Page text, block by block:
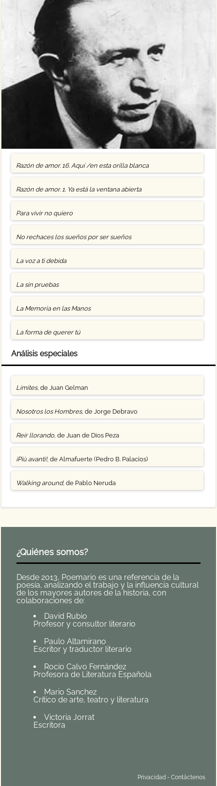
Razón de amor. 16. Aquí /en esta orilla blanca
Razón de amor. 1. Ya está la ventana abierta
Para vivir no quiero
No rechaces los sueños por ser sueños
La voz a ti debida
La sin pruebas
La Memoria en las Manos
La forma de querer tú
Análisis especiales
Límites, de Juan Gelman
Nosotros los Hombres, de Jorge Debravo
Reír llorando, de Juan de Dios Peza
¡Più avanti!, de Almafuerte (Pedro B. Palacios)
Walking around, de Pablo Neruda
¿Quiénes somos?
Desde 2013, Poemario es una referencia de la
poesía, analizando el trabajo y la influencia cultural
de los mayores autores de la historia, con
colaboraciones de:
David Rubio
Profesor y consultor literario
Paulo Altamirano
Escritor y traductor literario
Rocío Calvo Fernández
Profesora de Literatura Española
Mario Sanchez
Crítico de arte, teatro y literatura
Victoria Jorrat
Escritora
Privacidad- Contáctenos